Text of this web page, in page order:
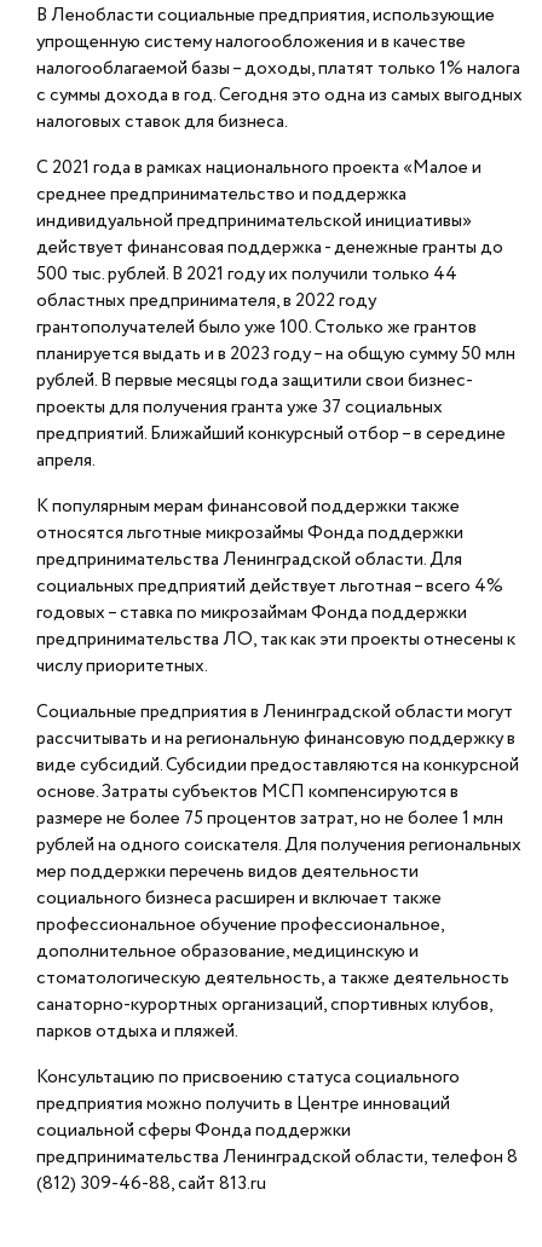
В Ленобласти социальные предприятия, использующие
упрощенную систему налогообложения и в качестве
налогооблагаемой базы – доходы, платят только 1% налога
с суммы дохода в год. Сегодня это одна из самых выгодных
налоговых ставок для бизнеса.
С 2021 года в рамках национального проекта «Малое и
среднее предпринимательство и поддержка
индивидуальной предпринимательской инициативы»
действует финансовая поддержка - денежные гранты до
500 тыс. рублей. В 2021 году их получили только 44
областных предпринимателя, в 2022 году
грантополучателей было уже 100. Столько же грантов
планируется выдать и в 2023 году – на общую сумму 50 млн
рублей. В первые месяцы года защитили свои бизнес-
проекты для получения гранта уже 37 социальных
предприятий. Ближайший конкурсный отбор – в середине
апреля.
К популярным мерам финансовой поддержки также
относятся льготные микрозаймы Фонда поддержки
предпринимательства Ленинградской области. Для
социальных предприятий действует льготная – всего 4%
годовых – ставка по микрозаймам Фонда поддержки
предпринимательства ЛО, так как эти проекты отнесены к
числу приоритетных.
Социальные предприятия в Ленинградской области могут
рассчитывать и на региональную финансовую поддержку в
виде субсидий. Субсидии предоставляются на конкурсной
основе. Затраты субъектов МСП компенсируются в
размере не более 75 процентов затрат, но не более 1 млн
рублей на одного соискателя. Для получения региональных
мер поддержки перечень видов деятельности
социального бизнеса расширен и включает также
профессиональное обучение профессиональное,
дополнительное образование, медицинскую и
стоматологическую деятельность, а также деятельность
санаторно-курортных организаций, спортивных клубов,
парков отдыха и пляжей.
Консультацию по присвоению статуса социального
предприятия можно получить в Центре инноваций
социальной сферы Фонда поддержки
предпринимательства Ленинградской области, телефон 8
(812) 309-46-88, сайт 813.ru